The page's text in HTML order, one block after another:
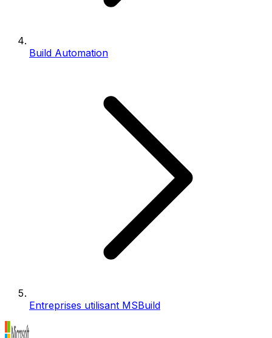
Build Automation
Entreprises utilisant MSBuild